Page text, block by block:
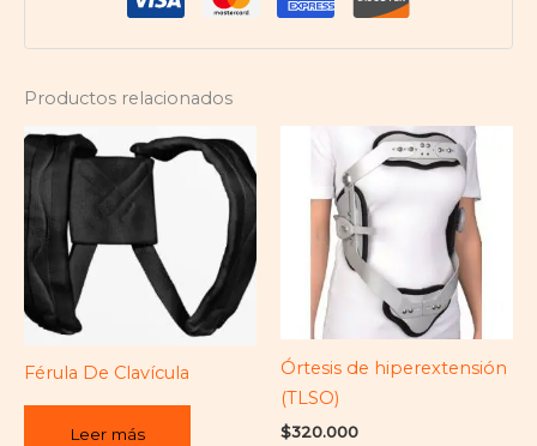
Productos relacionados
Férula De Clavícula
Leer más
Órtesis de hiperextensión
(TLSO)
$320.000